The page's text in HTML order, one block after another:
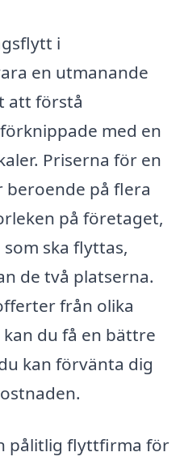
i
en utmanande
att förstå
med en
Priserna för en
på flera
på företaget,
ska flyttas,
de två platserna.
från olika
du få en bättre
kan förvänta dig
pålitlig flyttfirma för